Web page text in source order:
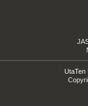
UtaTen